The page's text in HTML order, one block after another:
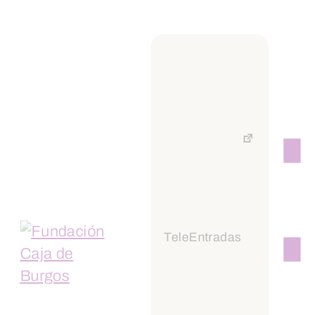
TeleEntradas